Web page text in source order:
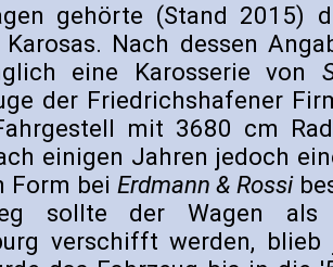
gehörte (Stand 2015)
Karosas. Nach dessen
eine Karosserie von
der Friedrichshafener
mit 3680 cm
einigen Jahren jedoch
Form beiErdmann & Rossi
sollte der Wagen als
verschifft werden,